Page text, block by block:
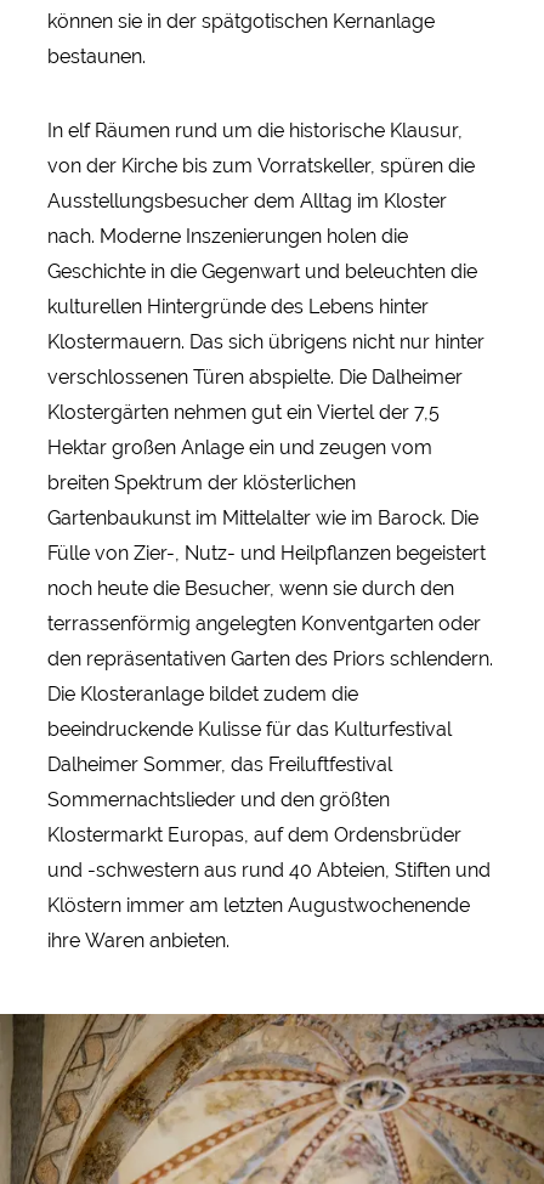
können sie in der spätgotischen Kernanlage
bestaunen.
In elf Räumen rund um die historische Klausur,
von der Kirche bis zum Vorratskeller, spüren die
Ausstellungsbesucher dem Alltag im Kloster
nach. Moderne Inszenierungen holen die
Geschichte in die Gegenwart und beleuchten die
kulturellen Hintergründe des Lebens hinter
Klostermauern. Das sich übrigens nicht nur hinter
verschlossenen Türen abspielte. Die Dalheimer
Klostergärten nehmen gut ein Viertel der 7,5
Hektar großen Anlage ein und zeugen vom
breiten Spektrum der klösterlichen
Gartenbaukunst im Mittelalter wie im Barock. Die
Fülle von Zier-, Nutz- und Heilpflanzen begeistert
noch heute die Besucher, wenn sie durch den
terrassenförmig angelegten Konventgarten oder
den repräsentativen Garten des Priors schlendern.
Die Klosteranlage bildet zudem die
beeindruckende Kulisse für das Kulturfestival
Dalheimer Sommer, das Freiluftfestival
Sommernachtslieder und den größten
Klostermarkt Europas, auf dem Ordensbrüder
und -schwestern aus rund 40 Abteien, Stiften und
Klöstern immer am letzten Augustwochenende
ihre Waren anbieten.